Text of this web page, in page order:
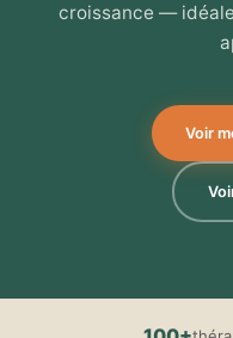
croissance —
Voir